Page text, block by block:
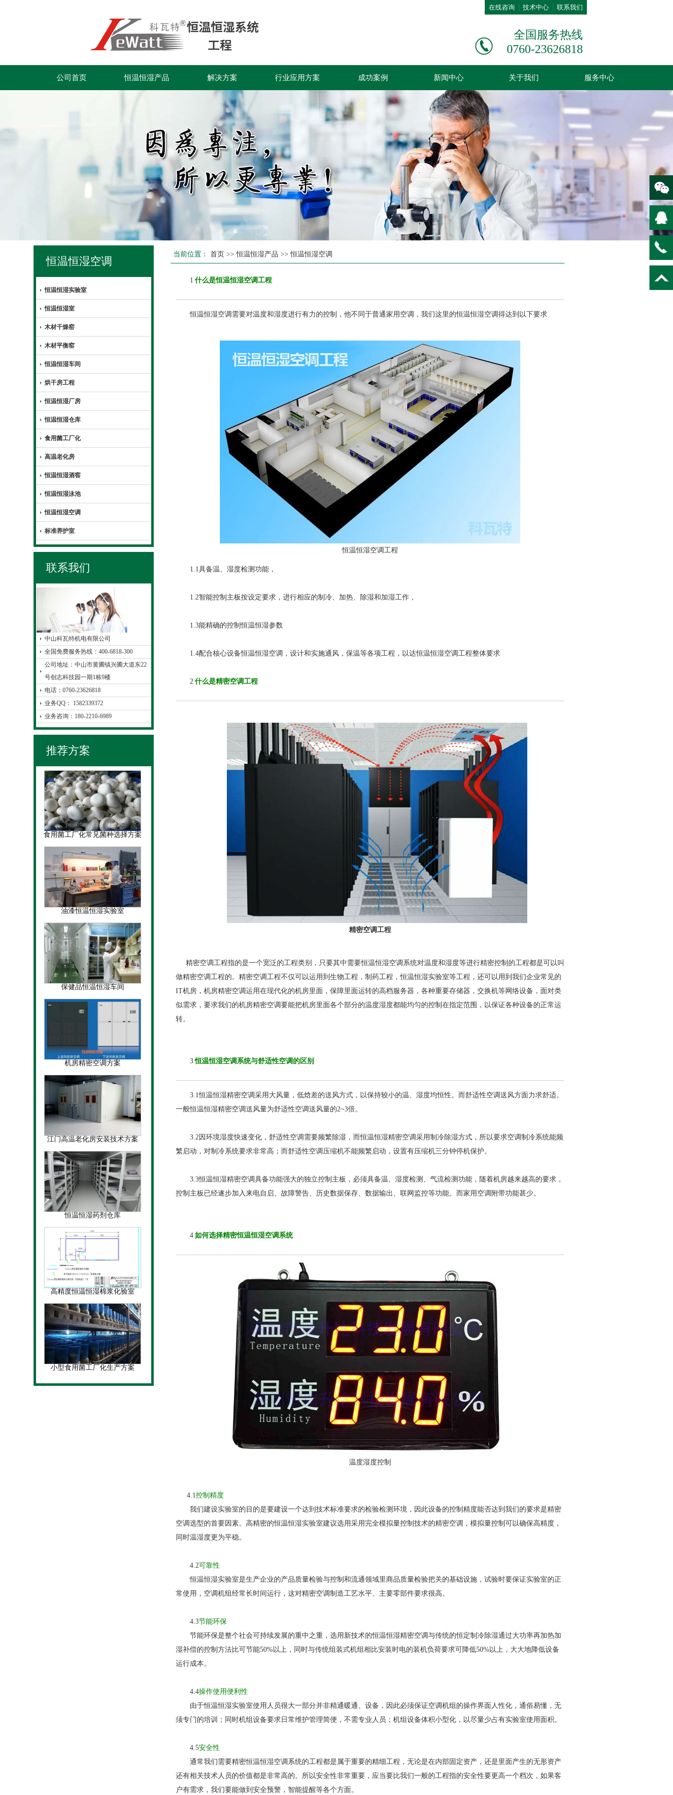
在线咨询 技术中心 联系我们
全国服务热线
0760-23626818
公司首页 恒温恒湿产品 解决方案 行业应用方案 成功案例 新闻中心 关于我们 服务中心
恒温恒湿空调
恒温恒湿实验室
恒温恒湿室
木材干燥窑
木材平衡窑
恒温恒湿车间
烘干房工程
恒温恒湿厂房
恒温恒湿仓库
食用菌工厂化
高温老化房
恒温恒湿酒窖
恒温恒湿泳池
恒温恒湿空调
标准养护室
联系我们
中山科瓦特机电有限公司
全国免费服务热线：400-6818-300
公司地址：中山市黄圃镇兴圃大道东22
号创志科技园一期1栋9楼
电话：0760-23626818
业务QQ： 1582339372
业务咨询：180-2210-6989
推荐方案
食用菌工厂化常见菌种选择方案
油漆恒温恒湿实验室
保健品恒温恒湿车间
机房精密空调方案
江门高温老化房安装技术方案
恒温恒湿药剂仓库
高精度恒温恒湿棉浆化验室
小型食用菌工厂化生产方案
当前位置： 首页 >>恒温恒湿产品 >>恒温恒湿空调
1 什么是恒温恒湿空调工程
恒温恒湿空调需要对温度和湿度进行有力的控制，他不同于普通家用空调，我们这里的恒温恒湿空调得达到以下要求
恒温恒湿空调工程
1.1具备温、湿度检测功能，
1.2智能控制主板按设定要求，进行相应的制冷、加热、除湿和加湿工作，
1.3能精确的控制恒温恒湿参数
1.4配合核心设备恒温恒湿空调，设计和实施通风，保温等各项工程，以达恒温恒湿空调工程整体要求
2 什么是精密空调工程
精密空调工程
精密空调工程指的是一个宽泛的工程类别，只要其中需要恒温恒湿空调系统对温度和湿度等进行精密控制的工程都是可以叫
做精密空调工程的。精密空调工程不仅可以运用到生物工程，制药工程，恒温恒湿实验室等工程，还可以用到我们企业常见的
IT机房，机房精密空调运用在现代化的机房里面，保障里面运转的高档服务器，各种重要存储器，交换机等网络设备，面对类
似需求，要求我们的机房精密空调要能把机房里面各个部分的温度湿度都能均匀的控制在指定范围，以保证各种设备的正常运
转。
3恒温恒湿空调系统与舒适性空调的区别
3.1恒温恒湿精密空调采用大风量，低焓差的送风方式，以保持较小的温、湿度均恒性。而舒适性空调送风方面力求舒适。
一般恒温恒湿精密空调送风量为舒适性空调送风量的2~3倍。
3.2因环境湿度快速变化，舒适性空调需要频繁除湿，而恒温恒湿精密空调采用制冷除湿方式，所以要求空调制冷系统能频
繁启动，对制冷系统要求非常高；而舒适性空调压缩机不能频繁启动，设置有压缩机三分钟停机保护。
3.3恒温恒湿精密空调具备功能强大的独立控制主板，必须具备温、湿度检测、气流检测功能，随着机房越来越高的要求，
控制主板已经遂步加入来电自启、故障警告、历史数据保存、数据输出、联网监控等功能。而家用空调附带功能甚少。
4 如何选择精密恒温恒湿空调系统
温度湿度控制
4.1控制精度
我们建设实验室的目的是要建设一个达到技术标准要求的检验检测环境，因此设备的控制精度能否达到我们的要求是精密
空调选型的首要因素。高精密的恒温恒湿实验室建议选用采用完全模拟量控制技术的精密空调，模拟量控制可以确保高精度，
同时温湿度更为平稳。
4.2可靠性
恒温恒湿实验室是生产企业的产品质量检验与控制和流通领域里商品质量检验把关的基础设施，试验时要保证实验室的正
常使用，空调机组经常长时间运行，这对精密空调制造工艺水平、主要零部件要求很高。
4.3节能环保
节能环保是整个社会可持续发展的重中之重，选用新技术的恒温恒湿精密空调与传统的恒定制冷除湿通过大功率再加热加
湿补偿的控制方法比可节能50%以上，同时与传统组装式机组相比安装时电的装机负荷要求可降低50%以上，大大地降低设备
运行成本。
4.4操作使用便利性
由于恒温恒湿实验室使用人员很大一部分并非精通暖通、设备，因此必须保证空调机组的操作界面人性化，通俗易懂，无
须专门的培训；同时机组设备要求日常维护管理简便，不需专业人员；机组设备体积小型化，以尽量少占有实验室使用面积。
4.5安全性
通常我们需要精密恒温恒湿空调系统的工程都是属于重要的精细工程，无论是在内部固定资产，还是里面产生的无形资产
还有相关技术人员的价值都是非常高的。所以安全性非常重要，应当要比我们一般的工程指的安全性要更高一个档次，如果客
户有需求，我们要能做到安全预警，智能提醒等各个方面。